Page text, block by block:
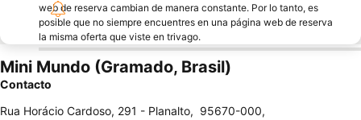
web de reserva cambian de manera constante. Por lo tanto, es
posible que no siempre encuentres en una página web de reserva
la misma oferta que viste en trivago.
Mini Mundo (Gramado, Brasil)
Contacto
Rua Horácio Cardoso, 291 - Planalto, 95670-000,